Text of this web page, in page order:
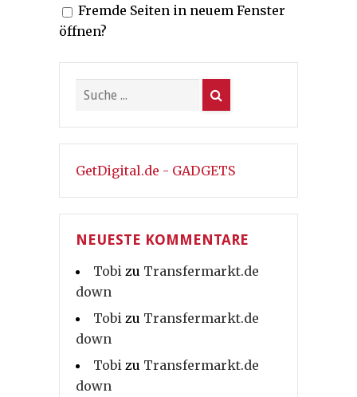
Fremde Seiten in neuem Fenster
öffnen?
GetDigital.de - GADGETS
NEUESTE KOMMENTARE
Tobi zu Transfermarkt.de
down
Tobi zu Transfermarkt.de
down
Tobi zu Transfermarkt.de
down